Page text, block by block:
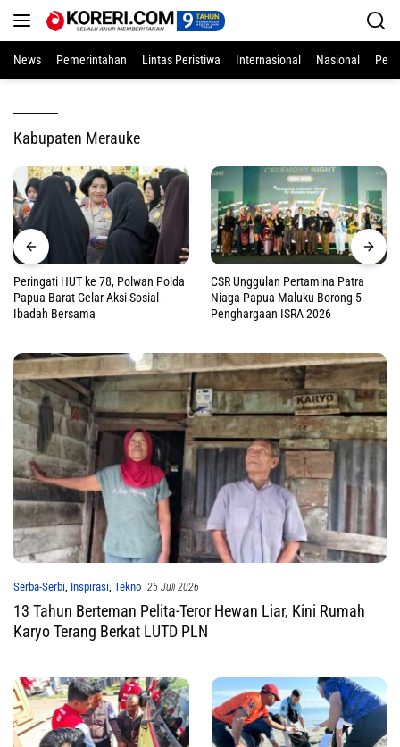
News
Pemerintahan Lintas Peristiwa Internasional Nasional
Kabupaten Merauke
Peringati HUT ke 78, Polwan Polda
Papua Barat Gelar Aksi Sosial-
Ibadah Bersama
CSR Unggulan Pertamina Patra
Niaga Papua Maluku Borong 5
Penghargaan ISRA 2026
Serba-Serbi, Inspirasi, Tekno 25 Juli 2026
13 Tahun Berteman Pelita-Teror Hewan Liar, Kini Rumah
Karyo Terang Berkat LUTD PLN